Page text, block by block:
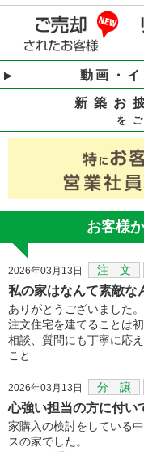
動画・
新築お
を
お客様
2026年03月13日 注 文
私の家はなんて素敵な
ありがとうございました。
注文住宅を建てることは
相談、質問にも丁寧に応
こと…
2026年03月13日 分 譲
心強い担当の方に付い
家購入の検討をしている
スの家でした。